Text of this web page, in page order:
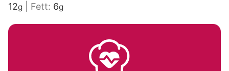
12g Fett: 6g